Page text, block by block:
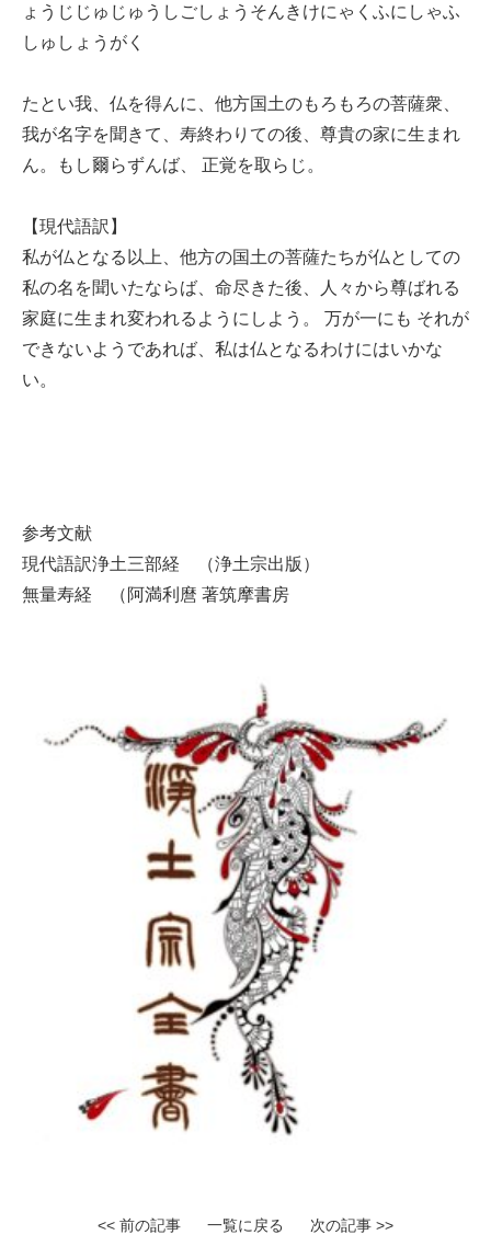
ょうじじゅじゅうしごしょうそんきけにゃくふにしゃふ
しゅしょうがく
たとい我、仏を得んに、他方国土のもろもろの菩薩衆、
我が名字を聞きて、寿終わりての後、尊貴の家に生まれ
ん。もし爾らずんば、 正覚を取らじ。
【現代語訳】
私が仏となる以上、他方の国土の菩薩たちが仏としての
私の名を聞いたならば、命尽きた後、人々から尊ばれる
家庭に生まれ変われるようにしよう。 万が一にも それが
できないようであれば、私は仏となるわけにはいかな
い。
参考文献
現代語訳浄土三部経 （浄土宗出版）
無量寿経 （阿満利麿 著筑摩書房
<< 前の記事 一覧に戻る 次の記事 >>